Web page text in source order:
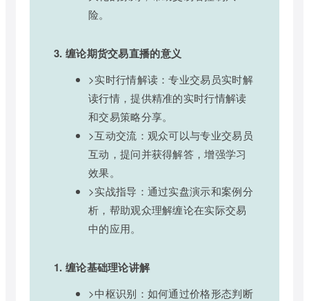
险。
3. 缠论期货交易直播的意义
>实时行情解读：专业交易员实时解
读行情，提供精准的实时行情解读
和交易策略分享。
>互动交流：观众可以与专业交易员
互动，提问并获得解答，增强学习
效果。
>实战指导：通过实盘演示和案例分
析，帮助观众理解缠论在实际交易
中的应用。
1. 缠论基础理论讲解
>中枢识别：如何通过价格形态判断